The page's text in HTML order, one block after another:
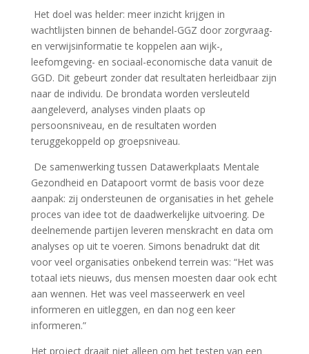
Het doel was helder: meer inzicht krijgen in
wachtlijsten binnen de behandel-GGZ door zorgvraag-
en verwijsinformatie te koppelen aan wijk-,
leefomgeving- en sociaal-economische data vanuit de
GGD. Dit gebeurt zonder dat resultaten herleidbaar zijn
naar de individu. De brondata worden versleuteld
aangeleverd, analyses vinden plaats op
persoonsniveau, en de resultaten worden
teruggekoppeld op groepsniveau.
De samenwerking tussen Datawerkplaats Mentale
Gezondheid en Datapoort vormt de basis voor deze
aanpak: zij ondersteunen de organisaties in het gehele
proces van idee tot de daadwerkelijke uitvoering. De
deelnemende partijen leveren menskracht en data om
analyses op uit te voeren. Simons benadrukt dat dit
voor veel organisaties onbekend terrein was: “Het was
totaal iets nieuws, dus mensen moesten daar ook echt
aan wennen. Het was veel masseerwerk en veel
informeren en uitleggen, en dan nog een keer
informeren.”
Het project draait niet alleen om het testen van een